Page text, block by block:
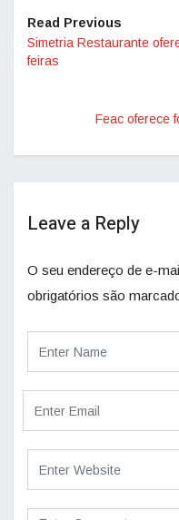
Read Previous
Simetria Restaurante
feiras
Feac oferece
Leave a Reply
O seu endereço de e-
obrigatórios são